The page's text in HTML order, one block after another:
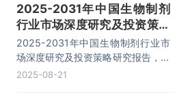
2025-2031年中国生物制剂
行业市场深度研究及投资策略
研究报告
2025-2031年中国生物制剂行业市
场深度研究及投资策略研究报告，主
要包括国内重点生产厂家分析、地区
2025-08-21